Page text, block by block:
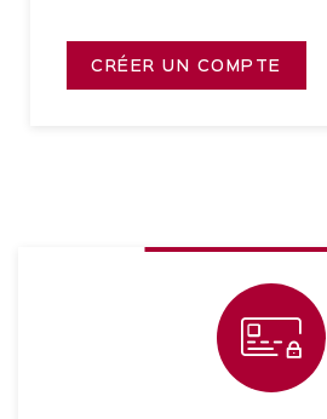
CRÉER UN COMPTE